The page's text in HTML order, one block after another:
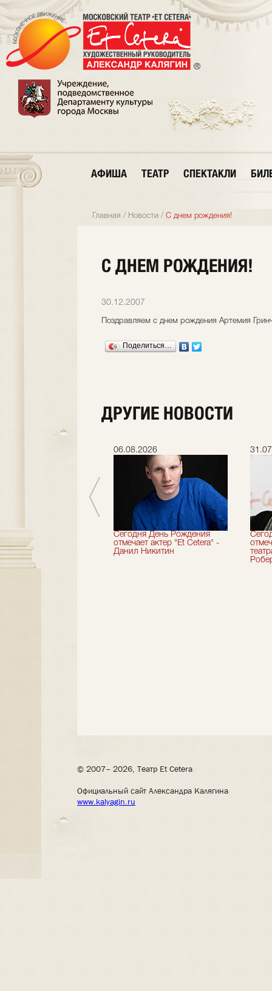
АФИША ТЕАТР СПЕКТАКЛИ
Главная / Новости / С днем рождения!
С ДНЕМ РОЖДЕНИЯ!
30.12.2007
Поздравляем с днем рождения Артемия
Поделиться…
ДРУГИЕ НОВОСТИ
сезон!
06.08.2026
Сегодня День Рождения
отмечает актер "Et Cetera" -
Данил Никитин
© 2007– 2026, Театр Et Cetera
Официальный сайт Александра Калягина
www.kalyagin.ru